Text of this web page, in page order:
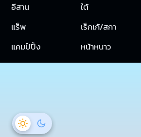
อีสาน
ใต้
แร็พ
เร็กเก้/สกา
แคมป์ปิ้ง หน้าหนาว